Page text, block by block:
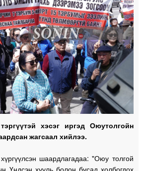
хэсэг иргэд Оюутолгойн
жагсаал хийлээ.
шаардлагадаа: "Оюу толгой
Үндсэн хууль болон бусад холбогдох